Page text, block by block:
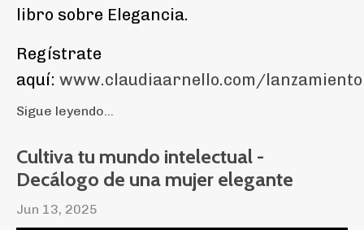
libro sobre Elegancia.
Regístrate
aquí: www.claudiaarnello.com/lanzamiento
Sigue leyendo...
Cultiva tu mundo intelectual -
Decálogo de una mujer elegante
Jun 13, 2025